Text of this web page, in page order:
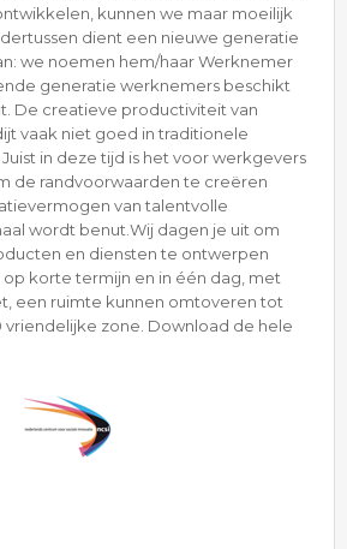
kunnen we maar moeilijk
dient een nieuwe generatie
we noemen hem/haar Werknemer
generatie werknemers beschikt
De creatieve productiviteit van
vaak niet goed in traditionele
in deze tijd is het voor werkgevers
de randvoorwaarden te creëren
van talentvolle
wordt benut.Wij dagen je uit om
en diensten te ontwerpen
korte termijn en in één dag, met
een ruimte kunnen omtoveren tot
vriendelijke zone. Download de hele